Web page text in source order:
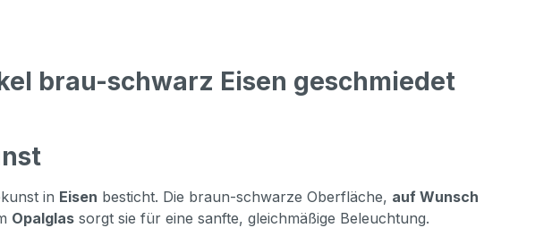
brau-schwarz Eisen geschmiedet
in Eisen besticht. Die braun-schwarze Oberfläche, auf Wunsch
Opalglas sorgt sie für eine sanfte, gleichmäßige Beleuchtung.